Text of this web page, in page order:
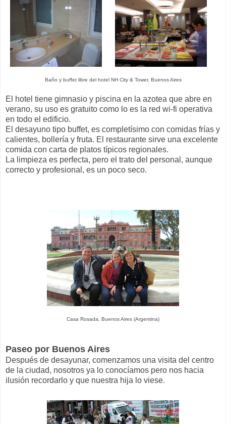
Baño y buffet libre del hotel NH City & Tower, Buenos Aires
El hotel tiene gimnasio y piscina en la azotea que abre en
verano, su uso es gratuito como lo es la red wi-fi operativa
en todo el edificio.
El desayuno tipo buffet, es completísimo con comidas frías y
calientes, bollería y fruta. El restaurante sirve una excelente
comida con carta de platos típicos regionales.
La limpieza es perfecta, pero el trato del personal, aunque
correcto y profesional, es un poco seco.
Casa Rosada, Buenos Aires (Argentina)
Paseo por Buenos Aires
Después de desayunar, comenzamos una visita del centro
de la ciudad, nosotros ya lo conocíamos pero nos hacia
ilusión recordarlo y que nuestra hija lo viese.